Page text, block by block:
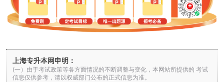
上海专升本网申明：
(一）由于考试政策等各方面情况的不断调整与变化，本网站所提供的 考试
信息仅供参考，请以权威部门公布的正式信息为准。